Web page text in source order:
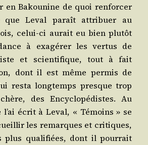
en Bakou­nine de quoi ren­for­cer
que Leval paraît attri­buer au
celui-ci aurait eu bien plu­tôt
à exa­gé­rer les ver­tus de
et scien­ti­fique, tout à fait
dont il est même per­mis de
res­ta long­temps presque trop
des Ency­clo­pé­distes. Au
écrit à Leval, « Témoins » se
les remarques et cri­tiques,
plus qua­li­fiées, dont il pour­rait